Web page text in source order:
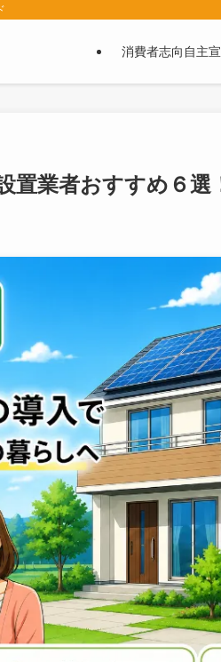
消費者志向自主
置業者おすすめ６